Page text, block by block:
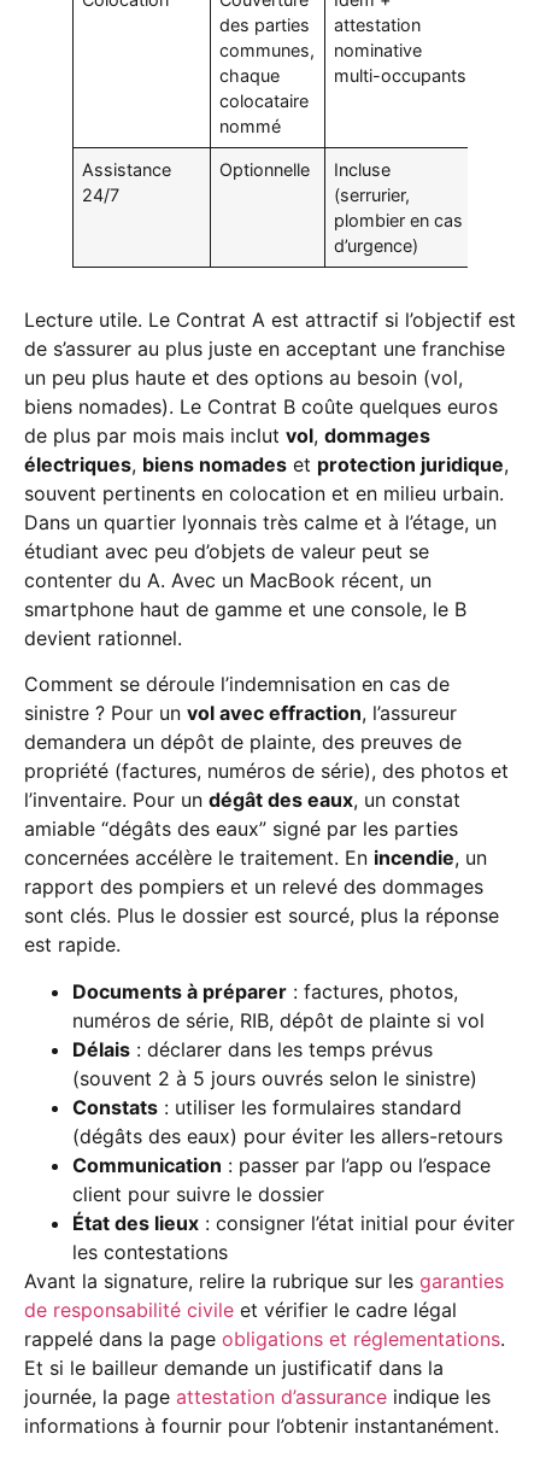
des parties
communes,
chaque
colocataire
nommé
attestation
nominative
multi-occupants
Assistance
24/7
Optionnelle
Incluse
(serrurier,
plombier en cas
d’urgence)
Lecture utile. Le Contrat A est attractif si l’objectif est
de s’assurer au plus juste en acceptant une franchise
un peu plus haute et des options au besoin (vol,
biens nomades). Le Contrat B coûte quelques euros
de plus par mois mais inclut vol, dommages
électriques, biens nomades et protection juridique,
souvent pertinents en colocation et en milieu urbain.
Dans un quartier lyonnais très calme et à l’étage, un
étudiant avec peu d’objets de valeur peut se
contenter du A. Avec un MacBook récent, un
smartphone haut de gamme et une console, le B
devient rationnel.
Comment se déroule l’indemnisation en cas de
sinistre ? Pour un vol avec effraction, l’assureur
demandera un dépôt de plainte, des preuves de
propriété (factures, numéros de série), des photos et
l’inventaire. Pour un dégât des eaux, un constat
amiable “dégâts des eaux” signé par les parties
concernées accélère le traitement. En incendie, un
rapport des pompiers et un relevé des dommages
sont clés. Plus le dossier est sourcé, plus la réponse
est rapide.
Documents à préparer : factures, photos,
numéros de série, RIB, dépôt de plainte si vol
Délais : déclarer dans les temps prévus
(souvent 2 à 5 jours ouvrés selon le sinistre)
Constats : utiliser les formulaires standard
(dégâts des eaux) pour éviter les allers-retours
Communication : passer par l’app ou l’espace
client pour suivre le dossier
État des lieux : consigner l’état initial pour éviter
les contestations
Avant la signature, relire la rubrique sur les garanties
de responsabilité civile et vérifier le cadre légal
rappelé dans la page obligations et réglementations.
Et si le bailleur demande un justificatif dans la
journée, la page attestation d’assurance indique les
informations à fournir pour l’obtenir instantanément.